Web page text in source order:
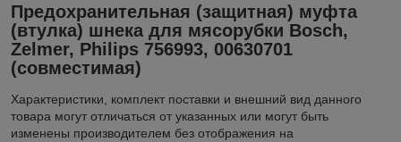
Предохранительная (защитная) муфта
(втулка) шнека для мясорубки Bosch,
Zelmer, Philips 756993, 00630701
(совместимая)
Xарактеристики, комплект поставки и внешний вид данного
товара могут отличаться от указанных или могут быть
изменены производителем без отображения на